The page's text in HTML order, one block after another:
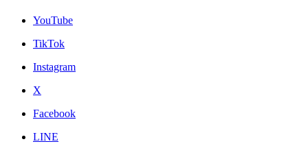
YouTube
TikTok
Instagram
X
Facebook
LINE